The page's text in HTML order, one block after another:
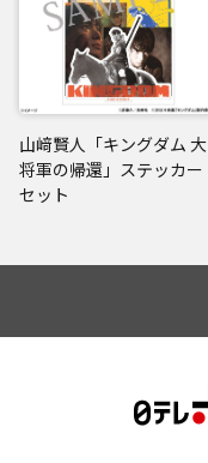
山﨑賢人「キングダム 大
将軍の帰還」ステッカー
セット